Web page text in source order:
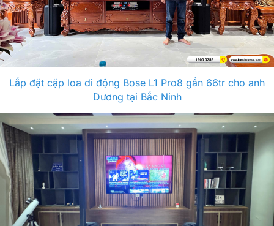
Lắp đặt cặp loa di động Bose L1 Pro8 gần 66tr cho anh
Dương tại Bắc Ninh